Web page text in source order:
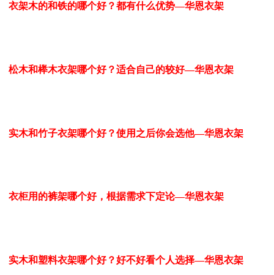
衣架木的和铁的哪个好？都有什么优势—华恩衣架
松木和榉木衣架哪个好？适合自己的较好—华恩衣架
实木和竹子衣架哪个好？使用之后你会选他—华恩衣架
衣柜用的裤架哪个好，根据需求下定论—华恩衣架
实木和塑料衣架哪个好？好不好看个人选择—华恩衣架